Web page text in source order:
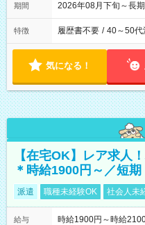
期間 2026年08月下旬～長
特徴 履歴書不要 / 40～50代
気になる！
【在宅OK】レア求人
＊時給1900円～／短
派遣 職種未経験OK 社会人未
給与
時給1900円～時給